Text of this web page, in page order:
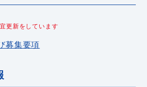
更新をしています
募集要項